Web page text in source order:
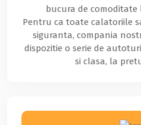
bucura de comoditate
Pentru ca toate calatoriile
siguranta, compania
dispozitie o serie de
si clasa, la